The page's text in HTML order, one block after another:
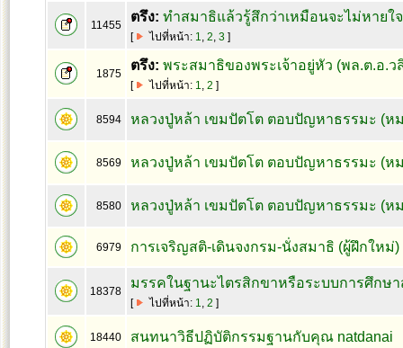
11455
ตรึง: ทำสมาธิแล้วรู้สึกว่าเหมือนจะไม่หายใ
[ ไปที่หน้า: 1, 2, 3 ]
1875
ตรึง: พระสมาธิของพระเจ้าอยู่หัว (พล.ต.อ.
[ ไปที่หน้า: 1, 2 ]
8594 หลวงปู่หล้า เขมปัตโต ตอบปัญหาธรรมะ (ห
8569 หลวงปู่หล้า เขมปัตโต ตอบปัญหาธรรมะ (ห
8580 หลวงปู่หล้า เขมปัตโต ตอบปัญหาธรรมะ (ห
6979 การเจริญสติ-เดินจงกรม-นั่งสมาธิ (ผู้ฝึกใหม่
18378
มรรคในฐานะไตรสิกขาหรือระบบการศึกษ
[ ไปที่หน้า: 1, 2 ]
18440 สนทนาวิธีปฏิบัติกรรมฐานกับคุณ natdanai